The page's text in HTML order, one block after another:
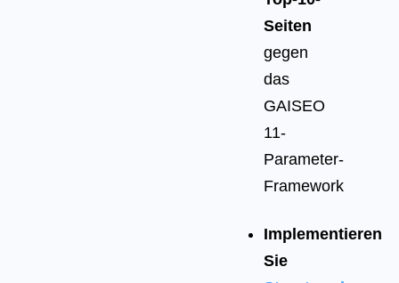
Seiten
gegen
das
GAISEO
11-
Parameter-
Framework
Implementieren
Sie